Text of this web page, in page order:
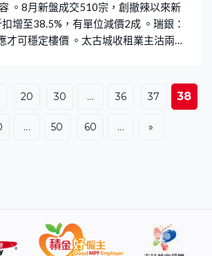
。8月新盤成交510宗，創撤辣以來新
增至38.5%，有單位減價2成 。瑞銀：
才可穩定樓價 。太古城收租業主沽兩房
20 30 ... 36 37 38
... 50 60 ... »